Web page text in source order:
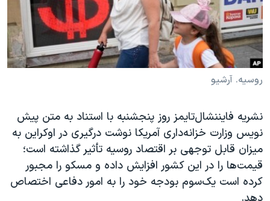
فرهنگ و زندگی
حقوق شهروندی
اقتصادی
علم و فناوری
گالری عکس
آرشیو پخش زنده
مستندها
انتخابات ریاست جمهوری آمریکا ۲۰۲۴
حمله جمهوری اسلامی به اسرائیل
رمز مهسا
اعتراضات زن، زندگی، آزادی
مجموعه مستندهای دادخواهی
تریبونال مردمی آبان ۹۸
دادگاه حمید نوری
دنبال کنید
روسیه. آرشیو
نشریه فایننشال‌تایمز روز پنجشنبه با استناد به متن پیش
نویس وزارت خزانه‌داری آمریکا نوشت درگیری در اوکراین به
میزان قابل توجهی بر اقتصاد روسیه تأثیر گذاشته است؛
قیمت‌ها را در این کشور افزایش داده و مسکو را مجبور
کرده است یک‌سوم بودجه خود را به امور دفاعی اختصاص